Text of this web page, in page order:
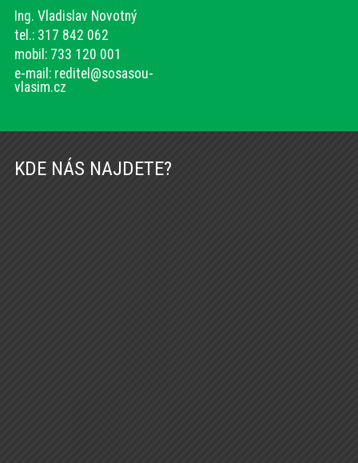
Ing. Vladislav Novotný
tel.: 317 842 062
mobil: 733 120 001
e-mail: reditel@sosasou-
vlasim.cz
KDE NÁS NAJDETE?